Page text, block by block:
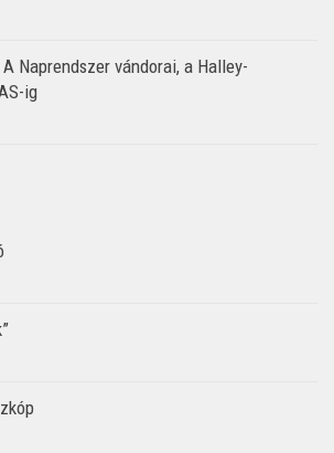
Naprendszer vándorai, a Halley-
ig